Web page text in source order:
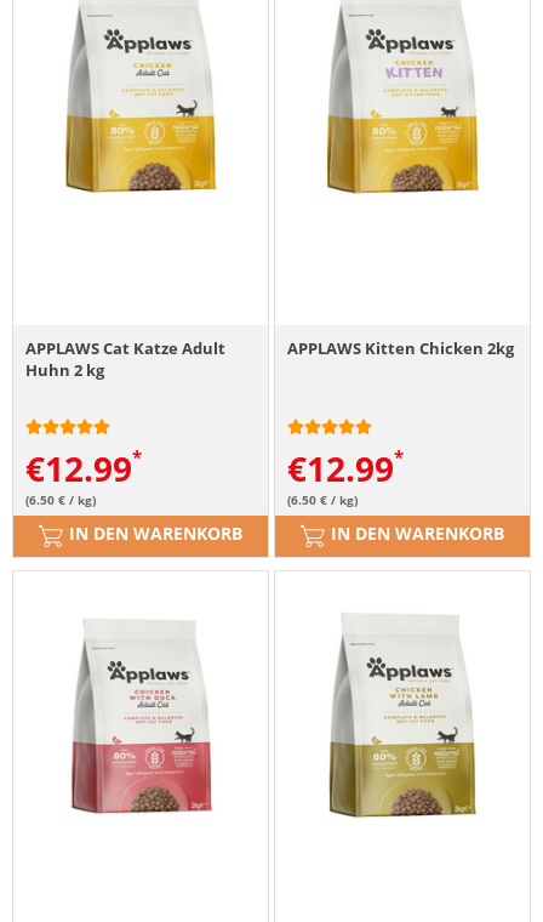
APPLAWS Cat Katze Adult
Huhn 2 kg
€12.99
(6.50 € / kg)
IN DEN WARENKORB
APPLAWS Kitten Chicken 2kg
€12.99
(6.50 € / kg)
IN DEN WARENKORB